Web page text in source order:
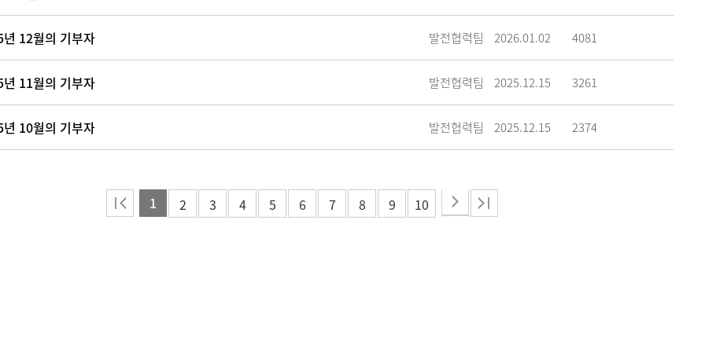
12월의 기부자 발전협력팀 2026.01.02 4081
11월의 기부자 발전협력팀 2025.12.15 3261
10월의 기부자 발전협력팀 2025.12.15 2374
1 2 3 4 5 6 7 8 9 10